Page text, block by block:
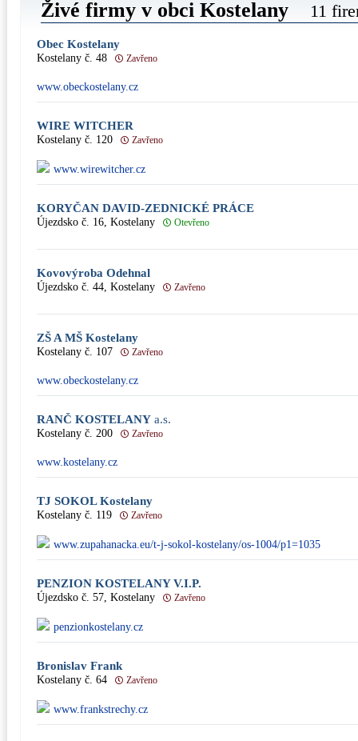
Živé firmy v obci Kostelany 11
Obec Kostelany
Kostelany č. 48 Zavřeno
www.obeckostelany.cz
WIRE WITCHER
Kostelany č. 120 Zavřeno
www.wirewitcher.cz
KORYČAN DAVID-ZEDNICKÉ PRÁCE
Újezdsko č. 16, Kostelany Otevřeno
Kovovýroba Odehnal
Újezdsko č. 44, Kostelany Zavřeno
ZŠ A MŠ Kostelany
Kostelany č. 107 Zavřeno
www.obeckostelany.cz
RANČ KOSTELANY a.s.
Kostelany č. 200 Zavřeno
www.kostelany.cz
TJ SOKOL Kostelany
Kostelany č. 119 Zavřeno
www.zupahanacka.eu/t-j-sokol-kostelany/os-1004/p1=1035
PENZION KOSTELANY V.I.P.
Újezdsko č. 57, Kostelany Zavřeno
penzionkostelany.cz
Bronislav Frank
Kostelany č. 64 Zavřeno
www.frankstrechy.cz